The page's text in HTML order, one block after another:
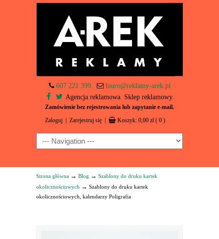
607 221 399
biuro@reklamy-arek.pl
Agencja reklamowa. Sklep reklamowy.
Zamówienie bez rejestrowania lub zapytanie e-mail.
Zaloguj Zarejestruj się Koszyk: 0,00 zł ( 0 )
Navigation
Strona główna → Blog → Szablony do druku kartek
okolicznościowych → Szablony do druku kartek
okolicznościowych, kalendarzy Poligrafia